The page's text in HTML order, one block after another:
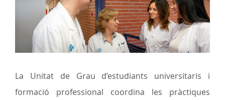
La Unitat de Grau d’estudiants universitaris i
formació professional coordina les pràctiques